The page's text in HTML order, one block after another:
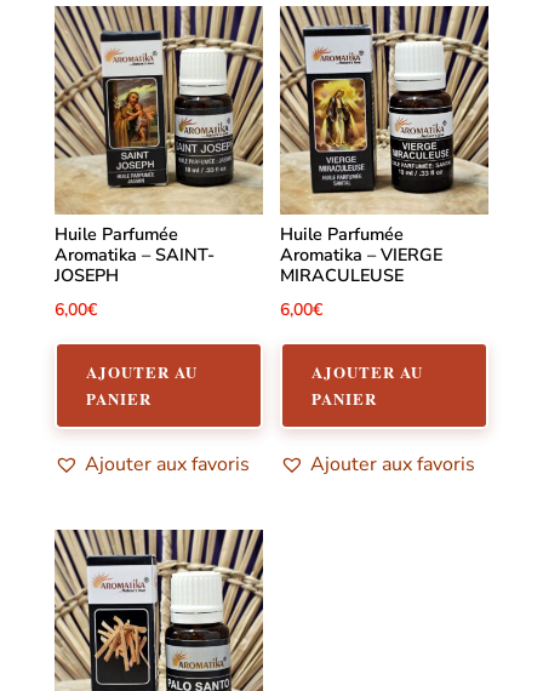
Huile Parfumée
Aromatika – SAINT-
JOSEPH
6,00€
AJOUTER AU
PANIER
Ajouter aux favoris
Huile Parfumée
Aromatika – VIERGE
MIRACULEUSE
6,00€
AJOUTER AU
PANIER
Ajouter aux favoris